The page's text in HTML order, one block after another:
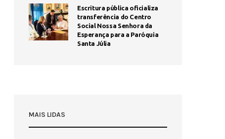
Escritura pública oficializa
transferência do Centro
Social Nossa Senhora da
Esperança para a Paróquia
Santa Júlia
MAIS LIDAS